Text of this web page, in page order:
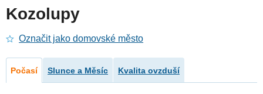
Kozolupy
Označit jako domovské město
Počasí Slunce a Měsíc Kvalita ovzduší